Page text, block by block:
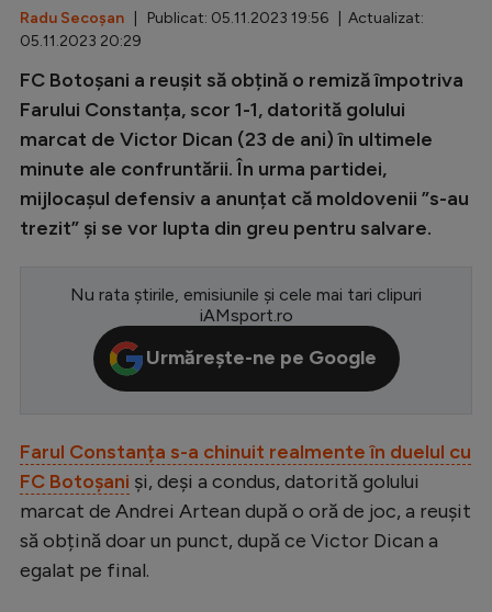
Champions League
Europa League
Conference League
CM 2026
Premier League
Bundesliga
Ligue 1
Starurile fotbalului
EURO 2024
Stranieri
Radu Secoșan | Publicat: 05.11.2023 19:56 | Actualizat:
05.11.2023 20:29
FC Botoșani a reușit să obțină o remiză împotriva
Farului Constanța, scor 1-1, datorită golului
marcat de Victor Dican (23 de ani) în ultimele
minute ale confruntării. În urma partidei,
mijlocașul defensiv a anunțat că moldovenii ”s-au
trezit” și se vor lupta din greu pentru salvare.
Nu rata știrile, emisiunile și cele mai tari clipuri
iAMsport.ro
Urmărește-ne pe Google
Farul Constanța s-a chinuit realmente în duelul cu
FC Botoșani și, deși a condus, datorită golului
marcat de Andrei Artean după o oră de joc, a reușit
să obțină doar un punct, după ce Victor Dican a
egalat pe final.